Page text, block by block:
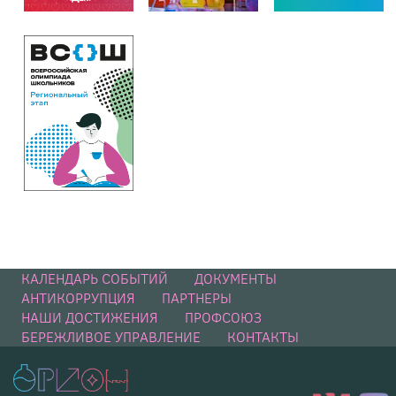
КАЛЕНДАРЬ СОБЫТИЙ
ДОКУМЕНТЫ
АНТИКОРРУПЦИЯ
ПАРТНЕРЫ
НАШИ ДОСТИЖЕНИЯ
ПРОФСОЮЗ
БЕРЕЖЛИВОЕ УПРАВЛЕНИЕ
КОНТАКТЫ